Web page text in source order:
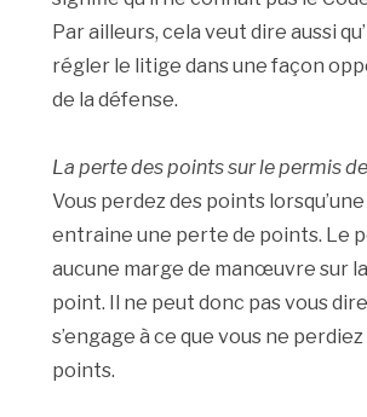
Par ailleurs, cela veut dire aussi
régler le litige dans une façon
de la défense.
La perte des points sur le permis
Vous perdez des points
entraine une perte de points. Le
aucune marge de manœuvre sur
point. Il ne peut donc pas vous dire
s’engage à ce que vous ne perdiez
points.